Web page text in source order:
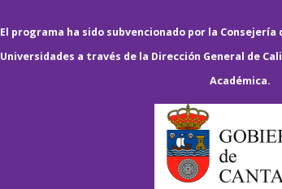
El programa ha sido subvencionado por la
Universidades a través de la Dirección General de
Académica.